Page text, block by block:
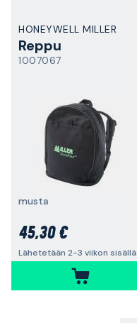
HONEYWELL MILLER
Reppu
1007067
musta
45,30 €
Lähetetään 2-3 viikon sisällä